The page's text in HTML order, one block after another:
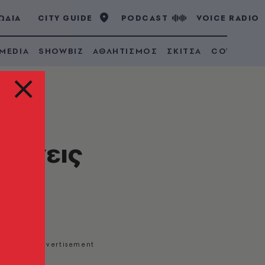
CITY GUIDE PODCAST VOICE RADIO
SHOWBIZ ΑΘΛΗΤΙΣΜΟΣ ΣΚΙΤΣΑ COVID 19